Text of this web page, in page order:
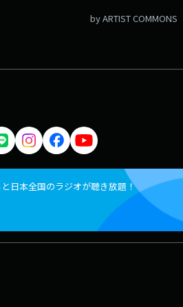
by ARTIST COMMONS
日本全国のラジオが聴き放題！